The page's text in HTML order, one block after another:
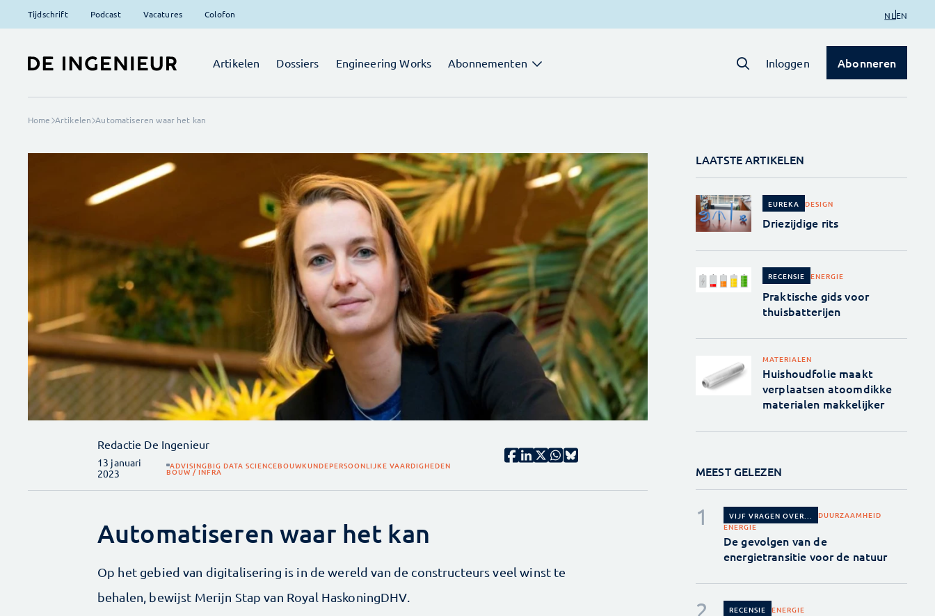
Tijdschrift Podcast Vacatures Colofon NL EN
Artikelen Dossiers Engineering Works Abonnementen Inloggen Abonneren
Home Artikelen Automatiseren waar het kan
Redactie De Ingenieur
13 januari
2023
ADVISINGBIG DATA SCIENCEBOUWKUNDEPERSOONLIJKE VAARDIGHEDEN
BOUW / INFRA
Automatiseren waar het kan
Op het gebied van digitalisering is in de wereld van de constructeurs veel winst te
behalen, bewijst Merijn Stap van Royal HaskoningDHV.
LAATSTE ARTIKELEN
EUREKA DESIGN
Driezijdige rits
RECENSIE ENERGIE
Praktische gids voor
thuisbatterijen
MATERIALEN
Huishoudfolie maakt
verplaatsen atoomdikke
materialen makkelijker
MEEST GELEZEN
VIJF VRAGEN OVER...
DUURZAAMHEID
ENERGIE
De gevolgen van de
energietransitie voor de natuur
RECENSIE ENERGIE